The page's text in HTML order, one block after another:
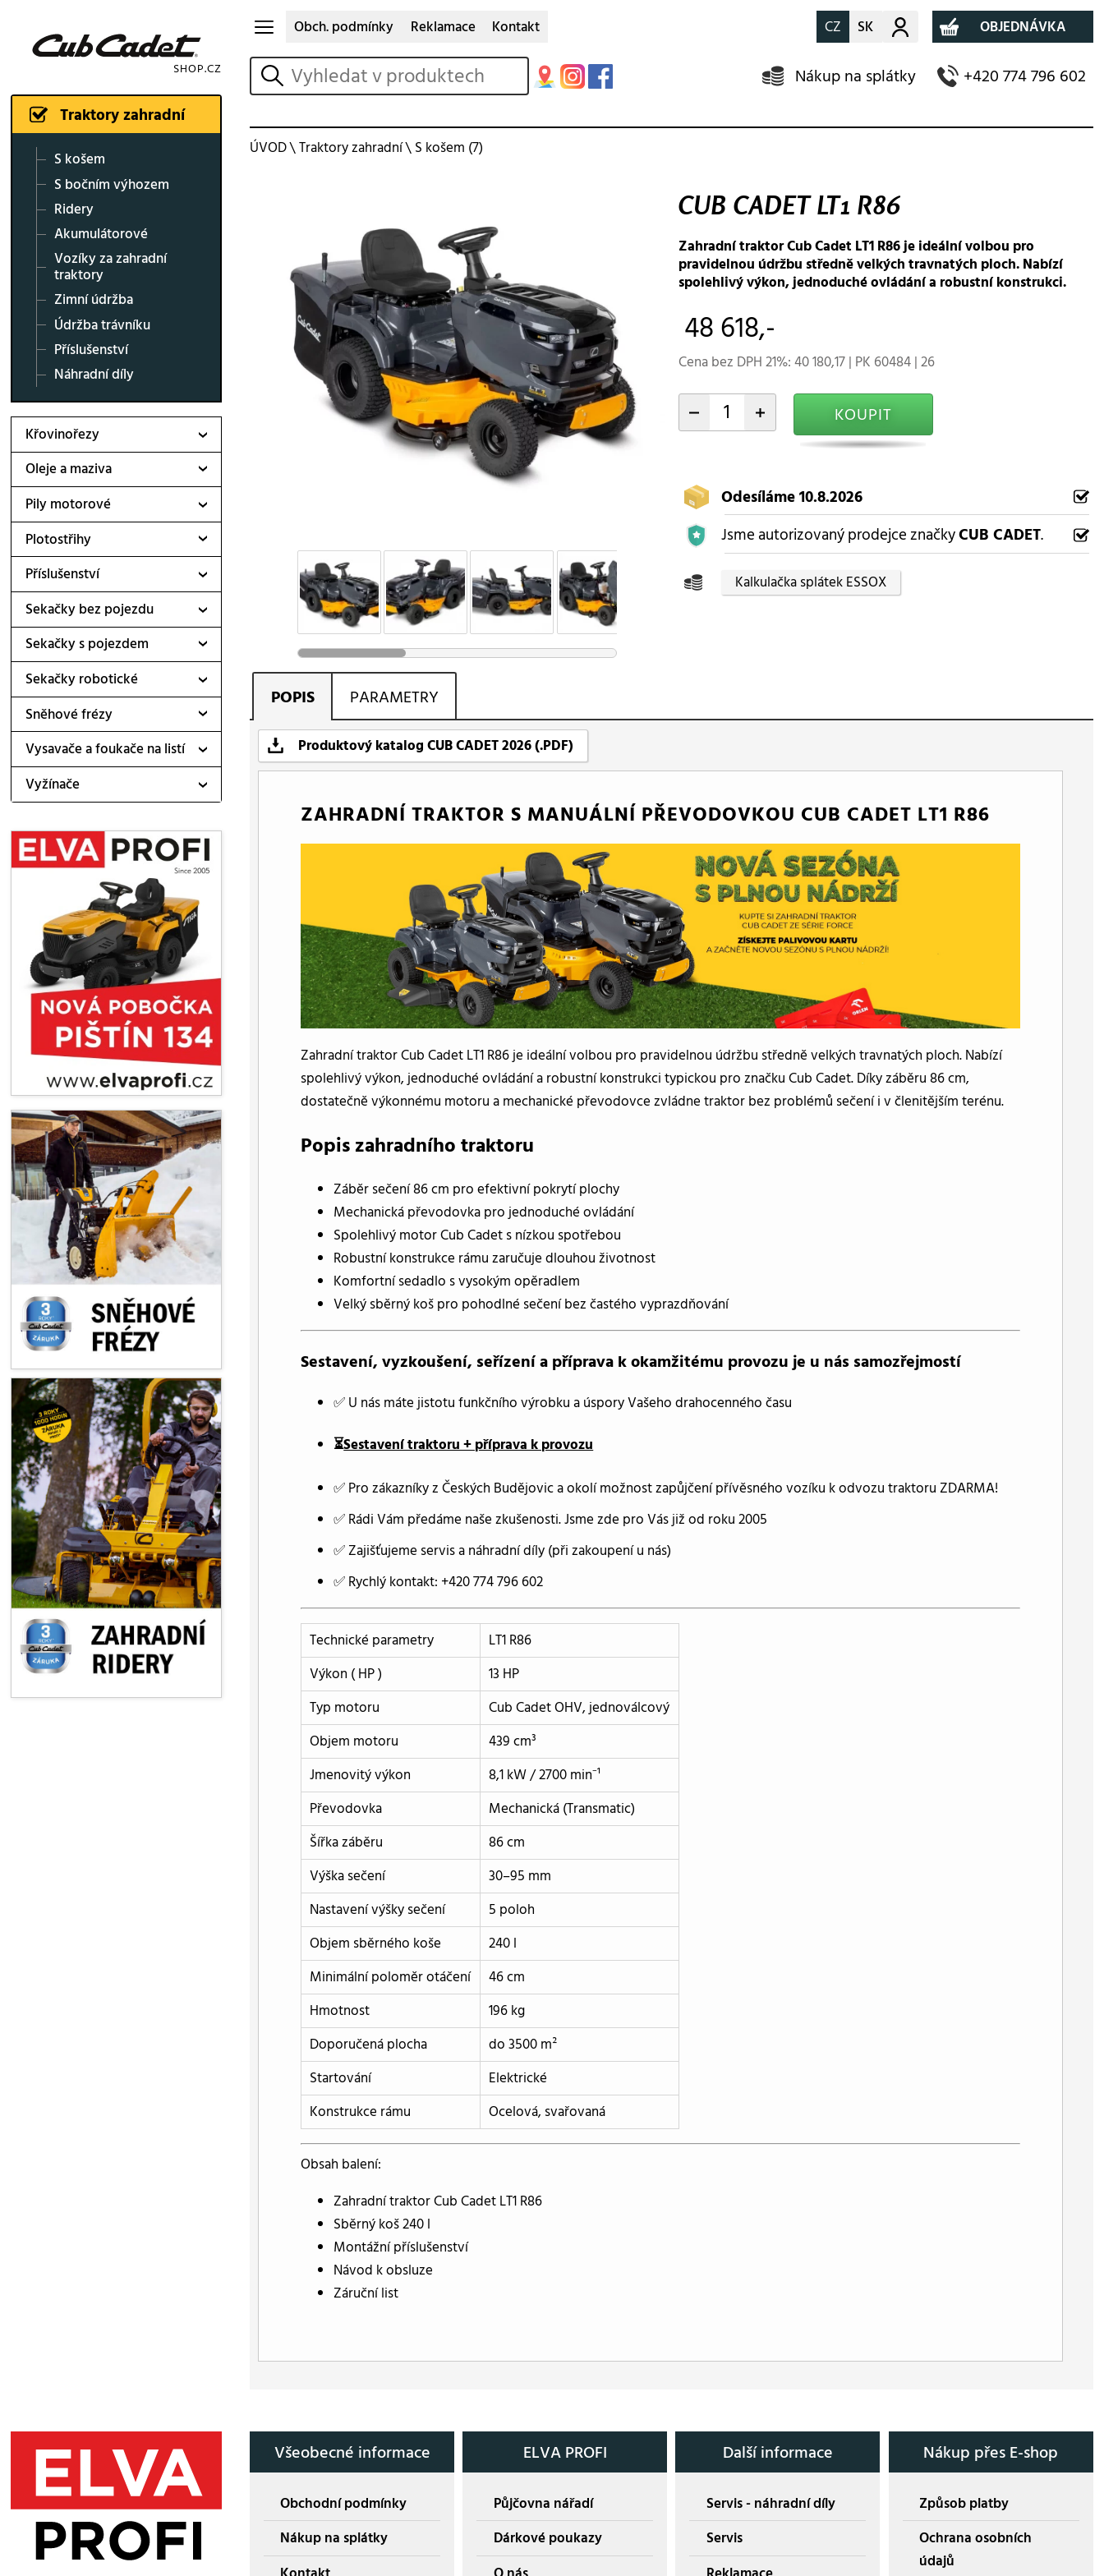
Traktory zahradní
S košem
S bočním výhozem
Ridery
Akumulátorové
Vozíky za zahradní
traktory
Zimní údržba
Údržba trávníku
Příslušenství
Náhradní díly
Křovinořezy
Oleje a maziva
Pily motorové
Plotostřihy
Příslušenství
Sekačky bez pojezdu
Sekačky s pojezdem
Sekačky robotické
Sněhové frézy
Vysavače a foukače na listí
Vyžínače
Obch. podmínky Reklamace Kontakt CZ SK Můj účet OBJEDNÁVKA
vyhledat Nákup na splátky +420 774 796 602
ÚVOD\Traktory zahradní\S košem (7)
CUB CADET LT1 R86
Zahradní traktor Cub Cadet LT1 R86 je ideální volbou pro
pravidelnou údržbu středně velkých travnatých ploch. Nabízí
spolehlivý výkon, jednoduché ovládání a robustní konstrukci.
48 618,-
Cena bez DPH 21%: 40 180,17 | PK 60484 | 26
- + KOUPIT
Odesíláme 10.8.2026
Jsme autorizovaný prodejce značkyCUB CADET.
Kalkulačka splátek ESSOX
POPIS PARAMETRY
Produktový katalog CUB CADET 2026 (.PDF)
ZAHRADNÍ TRAKTOR S MANUÁLNÍ PŘEVODOVKOU CUB CADET LT1 R86
Zahradní traktor Cub Cadet LT1 R86 je ideální volbou pro pravidelnou údržbu středně velkých travnatých ploch. Nabízí
spolehlivý výkon, jednoduché ovládání a robustní konstrukci typickou pro značku Cub Cadet. Díky záběru 86 cm,
dostatečně výkonnému motoru a mechanické převodovce zvládne traktor bez problémů sečení i v členitějším terénu.
Popis zahradního traktoru
Záběr sečení 86 cm pro efektivní pokrytí plochy
Mechanická převodovka pro jednoduché ovládání
Spolehlivý motor Cub Cadet s nízkou spotřebou
Robustní konstrukce rámu zaručuje dlouhou životnost
Komfortní sedadlo s vysokým opěradlem
Velký sběrný koš pro pohodlné sečení bez častého vyprazdňování
Sestavení, vyzkoušení, seřízení a příprava k okamžitému provozu je u nás samozřejmostí
✅ U nás máte jistotu funkčního výrobku a úspory Vašeho drahocenného času
⏳Sestavení traktoru + příprava k provozu
✅ Pro zákazníky z Českých Budějovic a okolí možnost zapůjčení přívěsného vozíku k odvozu traktoru ZDARMA!
✅ Rádi Vám předáme naše zkušenosti. Jsme zde pro Vás již od roku 2005
✅ Zajišťujeme servis a náhradní díly (při zakoupení u nás)
✅ Rychlý kontakt: +420 774 796 602
Technické parametry
LT1 R86
Výkon ( HP )
13 HP
Typ motoru
Cub Cadet OHV, jednoválcový
Objem motoru
439 cm³
Jmenovitý výkon
8,1 kW / 2700 min⁻¹
Převodovka
Mechanická (Transmatic)
Šířka záběru
86 cm
Výška sečení
30–95 mm
Nastavení výšky sečení
5 poloh
Objem sběrného koše
240 l
Minimální poloměr otáčení
46 cm
Hmotnost
196 kg
Doporučená plocha
do 3500 m²
Startování
Elektrické
Konstrukce rámu
Ocelová, svařovaná
Obsah balení:
Zahradní traktor Cub Cadet LT1 R86
Sběrný koš 240 l
Montážní příslušenství
Návod k obsluze
Záruční list
Všeobecné informace
Obchodní podmínky
Nákup na splátky
ELVA PROFI
Půjčovna nářadí
Dárkové poukazy
Další informace
Servis - náhradní díly
Servis
Nákup přes E-shop
Způsob platby
Ochrana osobních
údajů